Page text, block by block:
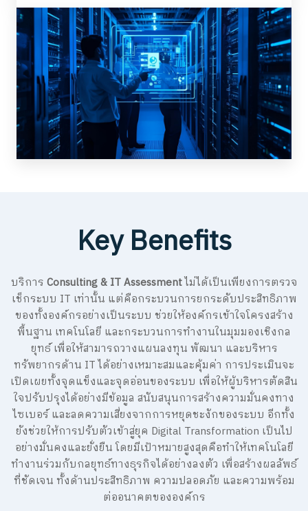
Key Benefits
บริการ Consulting & IT Assessmentไม่ได้เป็นเพียงการตรวจ
เช็กระบบ IT เท่านั้น แต่คือกระบวนการยกระดับประสิทธิภาพ
ของทั้งองค์กรอย่างเป็นระบบ ช่วยให้องค์กรเข้าใจโครงสร้าง
พื้นฐาน เทคโนโลยี และกระบวนการทำงานในมุมมองเชิงกล
ยุทธ์ เพื่อให้สามารถวางแผนลงทุน พัฒนา และบริหาร
ทรัพยากรด้าน IT ได้อย่างเหมาะสมและคุ้มค่า การประเมินจะ
เปิดเผยทั้งจุดแข็งและจุดอ่อนของระบบ เพื่อให้ผู้บริหารตัดสิน
ใจปรับปรุงได้อย่างมีข้อมูล สนับสนุนการสร้างความมั่นคงทาง
ไซเบอร์ และลดความเสี่ยงจากการหยุดชะงักของระบบ อีกทั้ง
ยังช่วยให้การปรับตัวเข้าสู่ยุค Digital Transformation เป็นไป
อย่างมั่นคงและยั่งยืน โดยมีเป้าหมายสูงสุดคือทำให้เทคโนโลยี
ทำงานร่วมกับกลยุทธ์ทางธุรกิจได้อย่างลงตัว เพื่อสร้างผลลัพธ์
ที่ชัดเจน ทั้งด้านประสิทธิภาพ ความปลอดภัย และความพร้อม
ต่ออนาคตขององค์กร